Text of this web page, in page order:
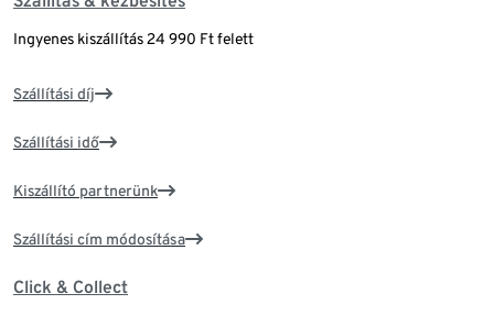
Ingyenes kiszállítás 24 990 Ft felett
Szállítási díj
Szállítási idő
Kiszállító partnerünk
Szállítási cím módosítása
Click & Collect